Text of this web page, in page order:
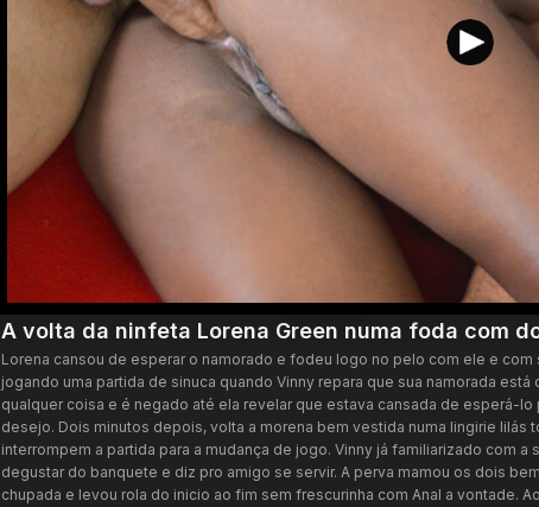
A volta da ninfeta Lorena Green numa foda com
Lorena cansou de esperar o namorado e fodeu logo no pelo com ele e
jogando uma partida de sinuca quando Vinny repara que sua namorada
qualquer coisa e é negado até ela revelar que estava cansada de esperá-
desejo. Dois minutos depois, volta a morena bem vestida numa lingirie lilás
interrompem a partida para a mudança de jogo. Vinny já familiarizado com
degustar do banquete e diz pro amigo se servir. A perva mamou os dois
chupada e levou rola do inicio ao fim sem frescurinha com Anal a vontade.